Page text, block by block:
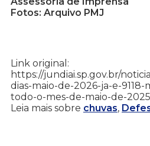
Fotos: Arquivo PMJ
Link original:
https://jundiai.sp.gov.br/
dias-maio-de-2026-ja-e-
todo-o-mes-de-maio-de-
Leia mais sobre chuvas,